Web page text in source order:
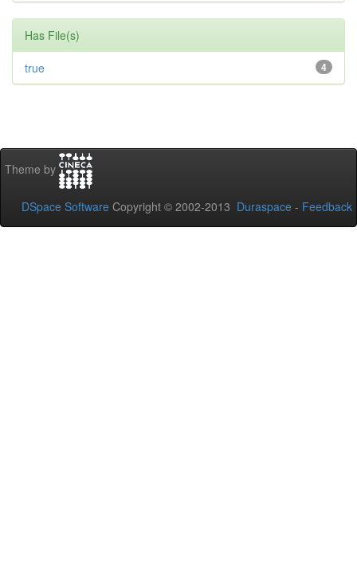
Has File(s)
4
true
Theme by
DSpace Software Copyright © 2002-2013 Duraspace - Feedback